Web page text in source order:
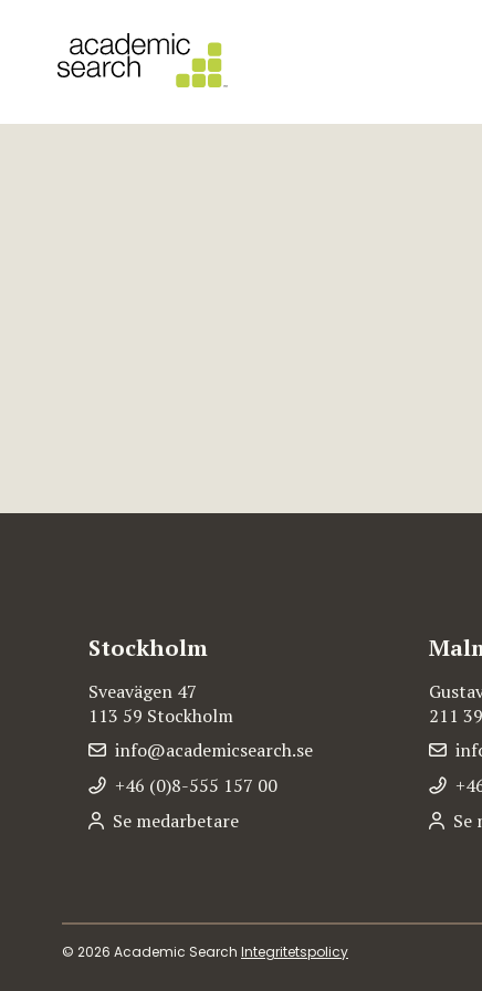
Stockholm
Sveavägen 47
113 59 Stockholm
info@academicsearch.se
+46 (0)8-555 157 00
Se medarbetare
211
Se
© 2026 Academic Search Integritetspolicy